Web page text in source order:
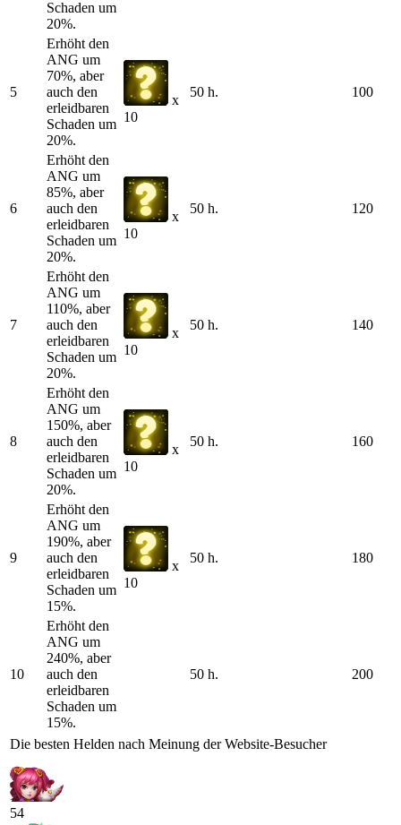
Schaden um
20%.
5
Erhöht den
ANG um
70%, aber
auch den
erleidbaren
Schaden um
20%.
x
10
50 h. 100
6
Erhöht den
ANG um
85%, aber
auch den
erleidbaren
Schaden um
20%.
x
10
50 h. 120
7
Erhöht den
ANG um
110%, aber
auch den
erleidbaren
Schaden um
20%.
x
10
50 h. 140
8
Erhöht den
ANG um
150%, aber
auch den
erleidbaren
Schaden um
20%.
x
10
50 h. 160
9
Erhöht den
ANG um
190%, aber
auch den
erleidbaren
Schaden um
15%.
x
10
50 h. 180
10
Erhöht den
ANG um
240%, aber
auch den
erleidbaren
Schaden um
15%.
50 h. 200
Die besten Helden nach Meinung der Website-Besucher
54